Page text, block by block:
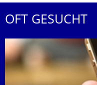
OFT GESUCHT